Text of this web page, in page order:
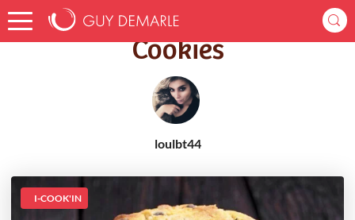
Accueil Recettes Cookies
Cookies
loulbt44
I-COOK'IN